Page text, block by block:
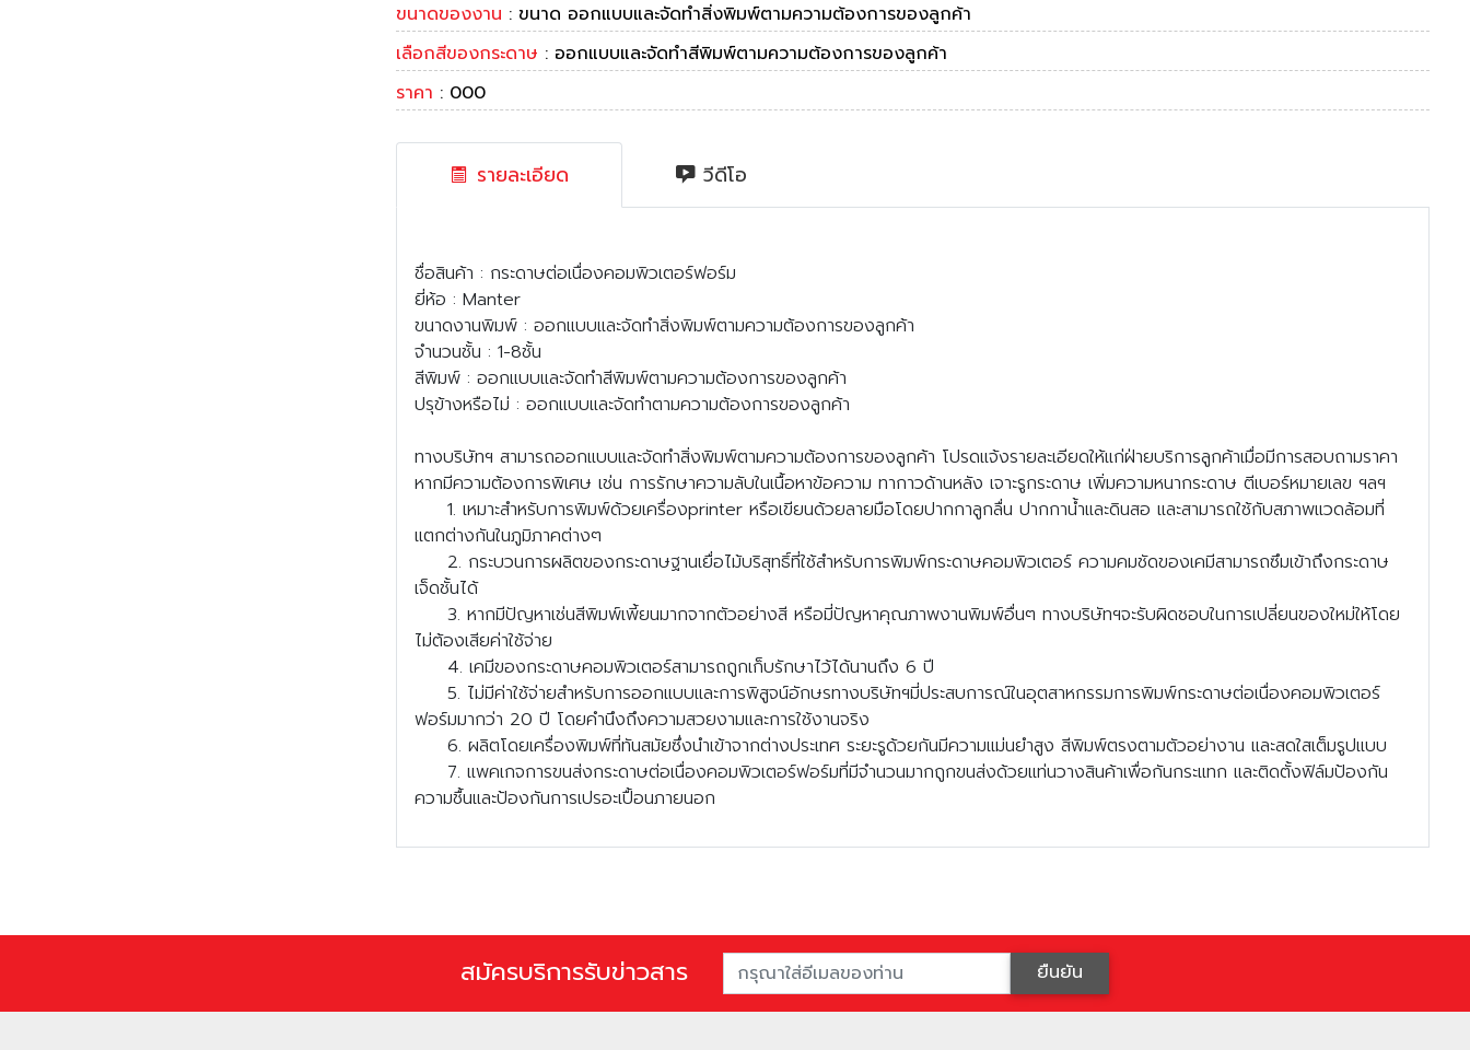
ขนาดของงาน : ขนาด ออกแบบและจัดทำสิ่งพิมพ์ตามความต้องการของลูกค้า
เลือกสีของกระดาษ : ออกแบบและจัดทำสีพิมพ์ตามความต้องการของลูกค้า
ราคา : 000
รายละเอียด วีดีโอ
ชื่อสินค้า : กระดาษต่อเนื่องคอมพิวเตอร์ฟอร์ม
ี่ห้อ : Manter
ขนาดงานพิมพ์ : ออกแบบและจัดทำสิ่งพิมพ์ตามความต้องการของลูกค้า
จำนวนชั้น : 1-8ชั้น
สีพิมพ์ : ออกแบบและจัดทำสีพิมพ์ตามความต้องการของลูกค้า
ปรุข้างหรือไม่ : ออกแบบและจัดทำตามความต้องการของลูกค้า
ทางบริษัทฯ สามารถออกแบบและจัดทำสิ่งพิมพ์ตามความต้องการของลูกค้า โปรดแจ้งรายละเอียดให้แก่ฝ่ายบริการลูกค้าเมื่อมีการสอบถามราคา
หากมีความต้องการพิเศษ เช่น การรักษาความลับในเนื้อหาข้อความ ทากาวด้านหลัง เจาะรูกระดาษ เพิ่มความหนากระดาษ ตีเบอร์หมายเลข ฯลฯ
1. เหมาะสำหรับการพิมพ์ด้วยเครื่องprinter หรือเขียนด้วยลายมือโดยปากกาลูกลื่น ปากกาน้ำและดินสอ และสามารถใช้กับสภาพแวดล้อมที่
ตกต่างกันในภูมิภาคต่างๆ
2. กระบวนการผลิตของกระดาษฐานเยื่อไม้บริสุทธิ์ที่ใช้สำหรับการพิมพ์กระดาษคอมพิวเตอร์ ความคมชัดของเคมีสามารถซึมเข้าถึงกระดาษ
เจ็ดชั้นได้
3. หากมีปัญหาเช่นสีพิมพ์เพี้ยนมากจากตัวอย่างสี หรือมี่ปัญหาคุณภาพงานพิมพ์อื่นๆ ทางบริษัทฯจะรับผิดชอบในการเปลี่ยนของใหม่ให้โด
ไม่ต้องเสียค่าใช้จ่า
4. เคมีของกระดาษคอมพิวเตอร์สามารถถูกเก็บรักษาไว้ได้นานถึง 6 ปี
5. ไม่มีค่าใช้จ่ายสำหรับการออกแบบและการพิสูจน์อักษรทางบริษัทฯมี่ประสบการณ์ในอุตสาหกรรมการพิมพ์กระดาษต่อเนื่องคอมพิวเตอร์
ฟอร์มมากว่า 20 ปี โดยคำนึงถึงความสวยงามและการใช้งานจริง
6. ผลิตโดยเครื่องพิมพ์ที่ทันสมัยซึ่งนำเข้าจากต่างประเทศ ระยะรูด้วยกันมีความแม่นยำสูง สีพิมพ์ตรงตามตัวอย่างาน และสดใสเต็มรูปแบบ
7. แพคเกจการขนส่งกระดาษต่อเนื่องคอมพิวเตอร์ฟอร์มที่มีจำนวนมากถูกขนส่งด้วยแท่นวางสินค้าเพื่อกันกระแทก และติดตั้งฟิล์มป้องกัน
ความชื้นและป้องกันการเปรอะเปื้อนภายนอก
สมัครบริการรับข่าวสาร ืนยัน